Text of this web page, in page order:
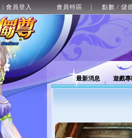
| 會員登入 會員特區 點數 / 儲
最新消息 遊戲